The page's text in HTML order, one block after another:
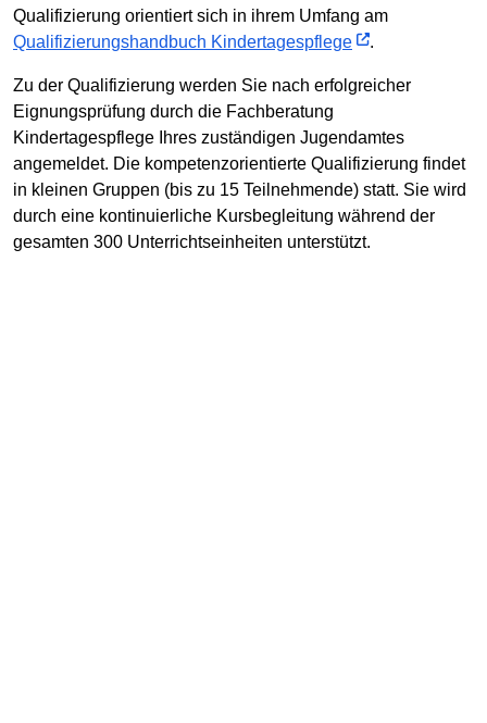
Qualifizierung orientiert sich in ihrem Umfang am
Qualifizierungshandbuch Kindertagespflege
.
Zu der Qualifizierung werden Sie nach erfolgreicher
Eignungsprüfung durch die Fachberatung
Kindertagespflege Ihres zuständigen Jugendamtes
angemeldet. Die kompetenzorientierte Qualifizierung findet
in kleinen Gruppen (bis zu 15 Teilnehmende) statt. Sie wird
durch eine kontinuierliche Kursbegleitung während der
gesamten 300 Unterrichtseinheiten unterstützt.